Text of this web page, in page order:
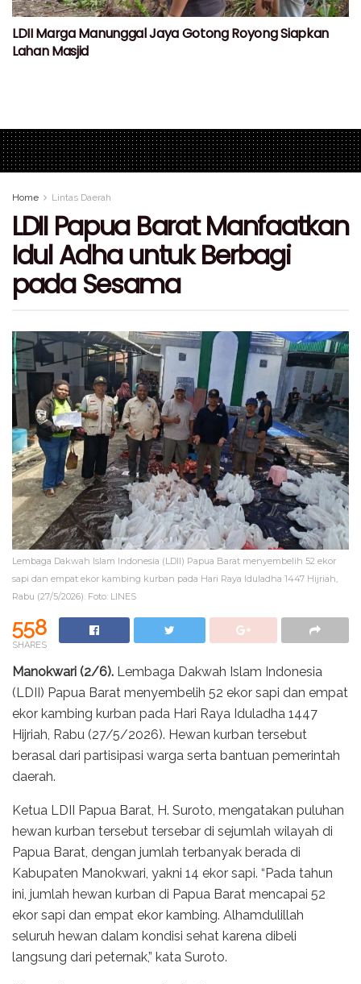
LDII Marga Manunggal Jaya Gotong Royong Siapkan
Lahan Masjid
Home Lintas Daerah
LDII Papua Barat Manfaatkan
Idul Adha untuk Berbagi
pada Sesama
Lembaga Dakwah Islam Indonesia (LDII) Papua Barat menyembelih 52 ekor
sapi dan empat ekor kambing kurban pada Hari Raya Iduladha 1447 Hijriah,
Rabu (27/5/2026). Foto: LINES
558
SHARES
Manokwari (2/6). Lembaga Dakwah Islam Indonesia
(LDII) Papua Barat menyembelih 52 ekor sapi dan empat
ekor kambing kurban pada Hari Raya Iduladha 1447
Hijriah, Rabu (27/5/2026). Hewan kurban tersebut
berasal dari partisipasi warga serta bantuan pemerintah
daerah.
Ketua LDII Papua Barat, H. Suroto, mengatakan puluhan
hewan kurban tersebut tersebar di sejumlah wilayah di
Papua Barat, dengan jumlah terbanyak berada di
Kabupaten Manokwari, yakni 14 ekor sapi. “Pada tahun
ini, jumlah hewan kurban di Papua Barat mencapai 52
ekor sapi dan empat ekor kambing. Alhamdulillah
seluruh hewan dalam kondisi sehat karena dibeli
langsung dari peternak,” kata Suroto.